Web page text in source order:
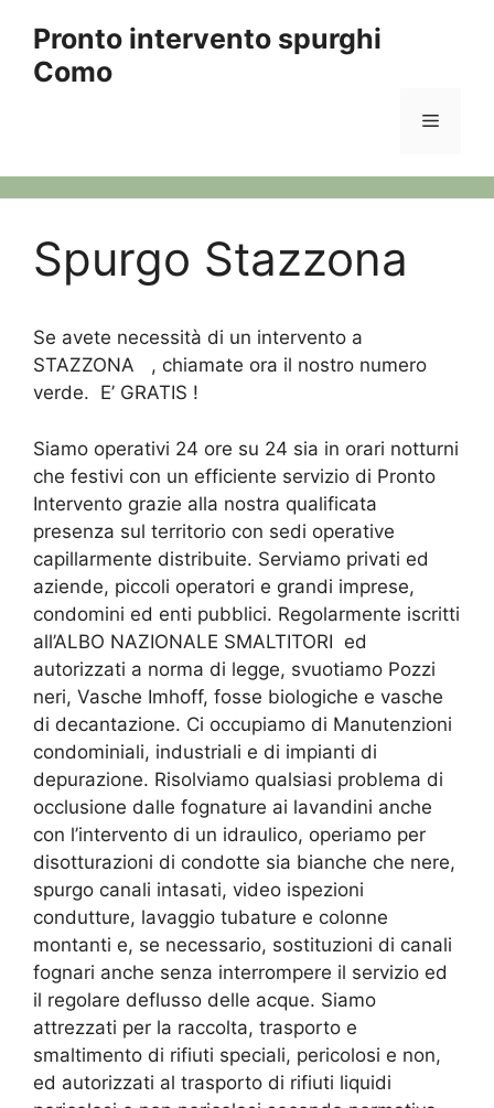
contenuto
Pronto intervento spurghi
Como
Menu
Spurgo Stazzona
Se avete necessità di un intervento a
STAZZONA , chiamate ora il nostro numero
verde. E’ GRATIS !
Siamo operativi 24 ore su 24 sia in orari notturni
che festivi con un efficiente servizio di Pronto
Intervento grazie alla nostra qualificata
presenza sul territorio con sedi operative
capillarmente distribuite. Serviamo privati ed
aziende, piccoli operatori e grandi imprese,
condomini ed enti pubblici. Regolarmente iscritti
all’ALBO NAZIONALE SMALTITORI ed
autorizzati a norma di legge, svuotiamo Pozzi
neri, Vasche Imhoff, fosse biologiche e vasche
di decantazione. Ci occupiamo di Manutenzioni
condominiali, industriali e di impianti di
depurazione. Risolviamo qualsiasi problema di
occlusione dalle fognature ai lavandini anche
con l’intervento di un idraulico, operiamo per
disotturazioni di condotte sia bianche che nere,
spurgo canali intasati, video ispezioni
condutture, lavaggio tubature e colonne
montanti e, se necessario, sostituzioni di canali
fognari anche senza interrompere il servizio ed
il regolare deflusso delle acque. Siamo
attrezzati per la raccolta, trasporto e
smaltimento di rifiuti speciali, pericolosi e non,
ed autorizzati al trasporto di rifiuti liquidi